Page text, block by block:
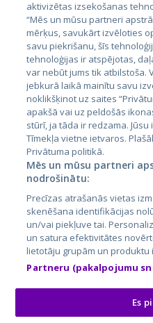
Igaunija
Latvija
Lietuva
City24.lv
City24.ee
GetaPro.lv
GetaPro.ee
Skelbiu.lt
Autoplius.lt
Aruodas.lt
aktivizētas izsekošanas
“Mēs un mūsu partneri
mērķus, savukārt izvēloties
savu piekrišanu, šīs
tehnoloģijas ir atspējotas,
var nebūt jums tik atbilstoša.
jebkurā laikā mainītu savu
noklikšķinot uz saites
apakšā vai uz peldošās
stūrī, ja tāda ir redzama.
Tīmekļa vietne ietvaros.
Privātuma politikā.
Mēs un mūsu partneri
nodrošinātu:
Precīzas atrašanās vietas
skenēšana identifikācijas
un/vai piekļuve tai.
un satura efektivitātes
lietotāju grupām un produktu
Partneru (pakalpojumu
Es